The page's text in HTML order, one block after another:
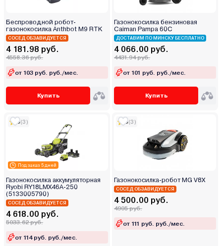
Беспроводной робот-
газонокосилка Anthbot M9 RTK
СОСЕД ОБЗАВИДУЕТСЯ
4 181.98 руб.
4558.36 руб.
от 103 руб. руб./мес.
Купить
Газонокосилка бензиновая
Caiman Pampa 60C
ДОСТАВИМ ПО МИНСКУ БЕСПЛАТНО
4 066.00 руб.
4431.94 руб.
от 101 руб. руб./мес.
Купить
Под заказ 5 дней
5(3)
Газонокосилка аккумуляторная
Ryobi RY18LMX46A-250
(5133005790)
СОСЕД ОБЗАВИДУЕТСЯ
4 618.00 руб.
5033.62 руб.
от 114 руб. руб./мес.
5(3)
Газонокосилка-робот MG V8X
СОСЕД ОБЗАВИДУЕТСЯ
4 500.00 руб.
4905 руб.
от 111 руб. руб./мес.